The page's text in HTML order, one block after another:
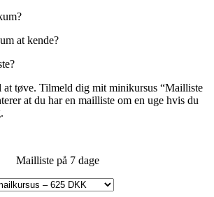
at kende?
at tøve. Tilmeld dig mit minikursus “Mailliste
at du har en mailliste om en uge hvis du
Mailliste på 7 dage